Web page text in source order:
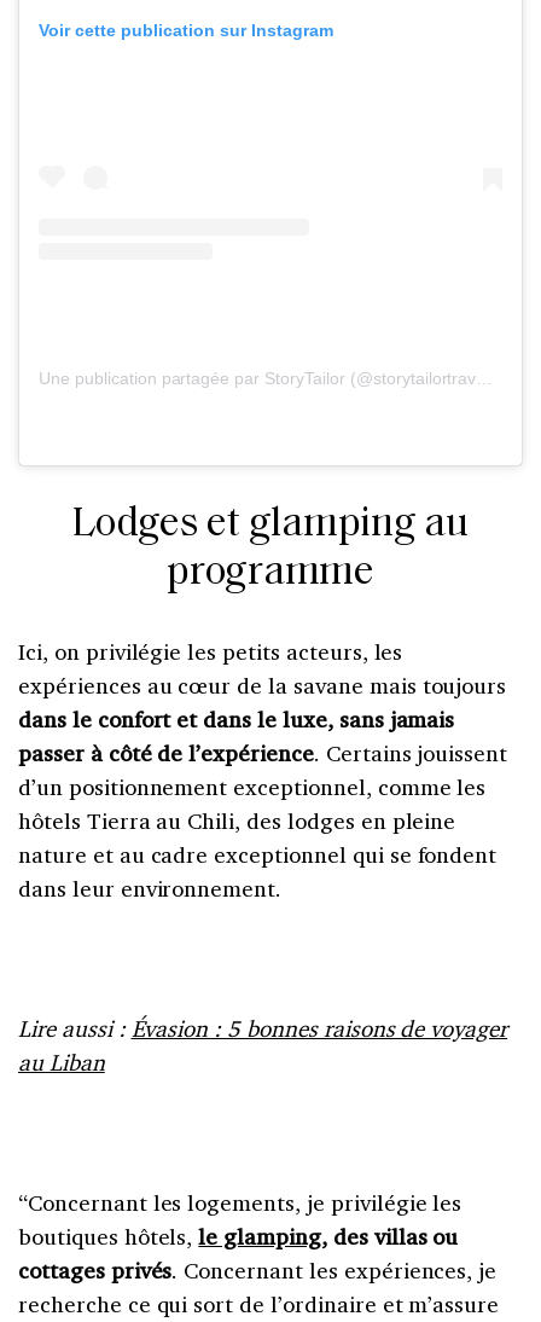
Voir cette publication sur Instagram
Une publication partagée par StoryTailor (@storytailortraveler)
Lodges et glamping au
programme
Ici, on privilégie les petits acteurs, les
expériences au cœur de la savane mais toujours
dans le confort et dans le luxe, sans jamais
passer à côté de l’expérience. Certains jouissent
d’un positionnement exceptionnel, comme les
hôtels Tierra au Chili, des lodges en pleine
nature et au cadre exceptionnel qui se fondent
dans leur environnement.
Lire aussi :Évasion : 5 bonnes raisons de voyager
au Liban
“Concernant les logements, je privilégie les
boutiques hôtels,le glamping, des villas ou
cottages privés. Concernant les expériences, je
recherche ce qui sort de l’ordinaire et m’assure